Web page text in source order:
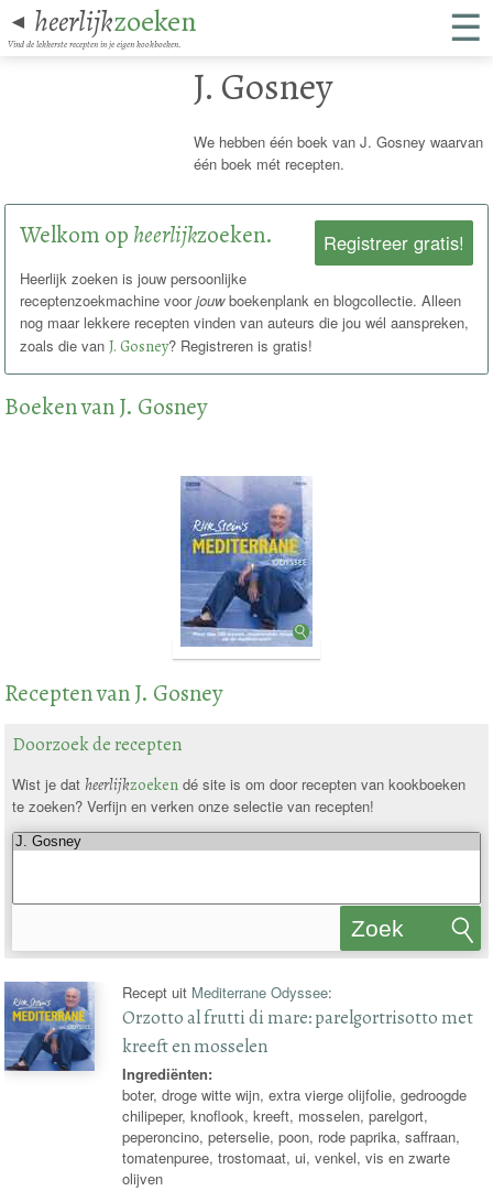
◄ heerlijkzoeken
Vind de lekkerste recepten in je eigen kookboeken. ☰
J. Gosney
We hebben één boek van J. Gosney waarvan
één boek mét recepten.
Registreer gratis!
Welkom op heerlijkzoeken.
Heerlijk zoeken is jouw persoonlijke
receptenzoekmachine voorjouwboekenplank en blogcollectie. Alleen
nog maar lekkere recepten vinden van auteurs die jou wél aanspreken,
zoals die vanJ. Gosney? Registreren is gratis!
Boeken van J. Gosney
Recepten van J. Gosney
Doorzoek de recepten
Wist je dat heerlijkzoekendé site is om door recepten van kookboeken
te zoeken? Verfijn en verken onze selectie van recepten!
Zoek
Recept uit Mediterrane Odyssee:
Orzotto al frutti di mare: parelgortrisotto met
kreeft en mosselen
Ingrediënten:
boter, droge witte wijn, extra vierge olijfolie, gedroogde
chilipeper, knoflook, kreeft, mosselen, parelgort,
peperoncino, peterselie, poon, rode paprika, saffraan,
tomatenpuree, trostomaat, ui, venkel, vis en zwarte
olijven